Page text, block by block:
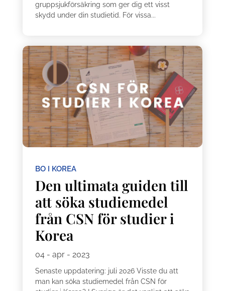
gruppsjukförsäkring som ger dig ett visst
skydd under din studietid. För vissa...
BO I KOREA
Den ultimata guiden till
att söka studiemedel
från CSN för studier i
Korea
04 - apr - 2023
Senaste uppdatering: juli 2026 Visste du att
man kan söka studiemedel från CSN för